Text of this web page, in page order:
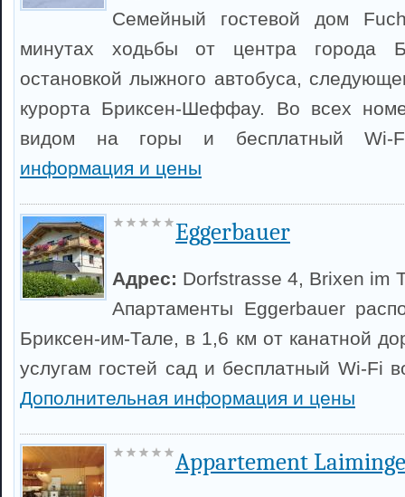
Семейный гостевой дом
минутах ходьбы от центра города
остановкой лыжного автобуса,
курорта Бриксен-Шеффау. Во всех
видом на горы и бесплатный
информация и цены
Eggerbauer
Адрес: Dorfstrasse 4, Brixen im
Апартаменты Eggerbauer
Бриксен-им-Тале, в 1,6 км от канатной
услугам гостей сад и бесплатный Wi-Fi
Дополнительная информация и цены
Appartement